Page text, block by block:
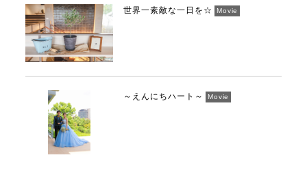
世界一素敵な一日を☆ Movie
～えんにちハート～ Movie